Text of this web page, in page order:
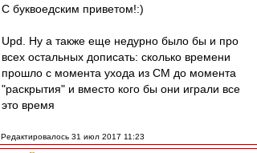
С буквоедским приветом!:)
Upd. Ну а также еще недурно было бы и про
всех остальных дописать: сколько времени
прошло с момента ухода из СМ до момента
"раскрытия" и вместо кого бы они играли все
это время
Редактировалось 31 июл 2017 11:23